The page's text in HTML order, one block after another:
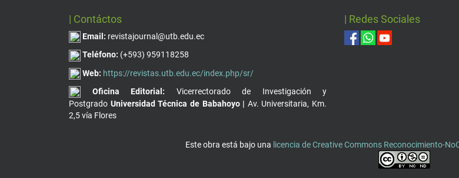
| Contáctos
Email: revistajournal@utb.edu.ec
Teléfono: (+593) 959118258
Web: https://revistas.utb.edu.ec/index.php/sr/
Oficina Editorial: Vicerrectorado de Investigación y
Postgrado Universidad Técnica de Babahoyo | Av. Universitaria, Km.
2,5 vía Flores
| Redes Sociales
Este obra está bajo una licencia de Creative Commons Reconocimiento-